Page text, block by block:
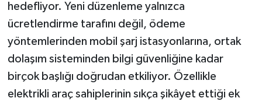
hedefliyor. Yeni düzenleme yalnızca
ücretlendirme tarafını değil, ödeme
yöntemlerinden mobil şarj istasyonlarına, ortak
dolaşım sisteminden bilgi güvenliğine kadar
birçok başlığı doğrudan etkiliyor. Özellikle
elektrikli araç sahiplerinin sıkça şikâyet ettiği ek
Seydiler Haberleri
Taşköprü Haberleri
Tosya Haberleri